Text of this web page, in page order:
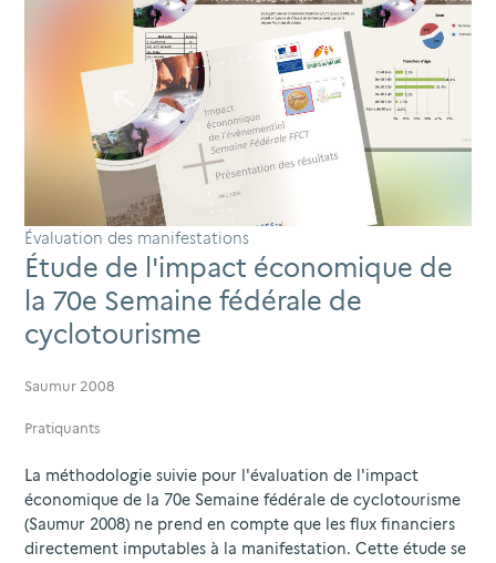
Évaluation des manifestations
Étude de l'impact économique de
la 70e Semaine fédérale de
cyclotourisme
Saumur 2008
Pratiquants
La méthodologie suivie pour l'évaluation de l'impact
économique de la 70e Semaine fédérale de cyclotourisme
(Saumur 2008) ne prend en compte que les flux financiers
directement imputables à la manifestation. Cette étude se